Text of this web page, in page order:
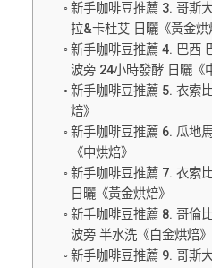
新手咖啡豆推薦 3. 哥斯
拉&卡杜艾 日曬《黃金烘
新手咖啡豆推薦 4. 巴西
波旁 24小時發酵 日曬《
新手咖啡豆推薦 5. 衣索
焙》
新手咖啡豆推薦 6. 瓜地
《中烘焙》
新手咖啡豆推薦 7. 衣索
日曬《黃金烘焙》
新手咖啡豆推薦 8. 哥倫
波旁 半水洗《白金烘焙》
新手咖啡豆推薦 9. 哥斯